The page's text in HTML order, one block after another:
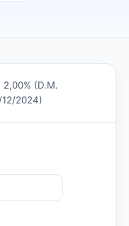
(D.M.
2024)